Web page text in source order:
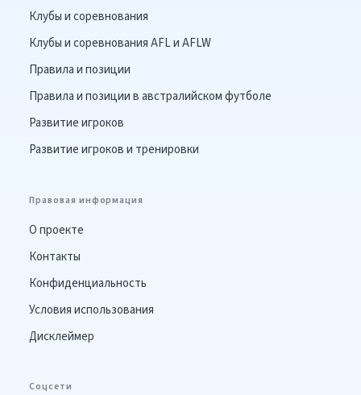
Клубы и соревнования
Клубы и соревнования AFL и AFLW
Правила и позиции
Правила и позиции в австралийском футболе
Развитие игроков
Развитие игроков и тренировки
Правовая информация
О проекте
Контакты
Конфиденциальность
Условия использования
Дисклеймер
Соцсети